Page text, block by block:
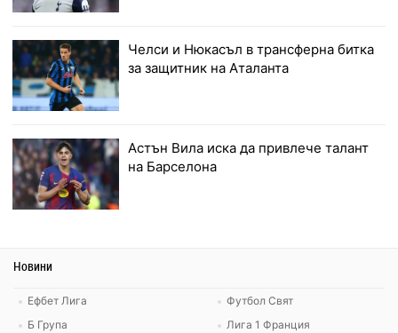
Челси и Нюкасъл в трансферна битка
за защитник на Аталанта
Астън Вила иска да привлече талант
на Барселона
Новини
Ефбет Лига
Б Група
Футбол Свят
Лига 1 Франция